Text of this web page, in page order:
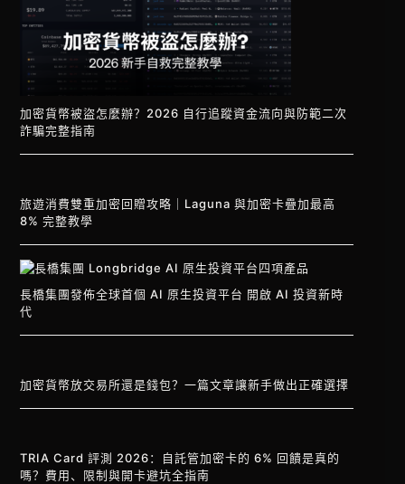
加密貨幣被盜怎麼辦？2026 自行追蹤資金流向與防範二次
詐騙完整指南
旅遊消費雙重加密回贈攻略｜Laguna 與加密卡疊加最高
8% 完整教學
長橋集團發佈全球首個 AI 原生投資平台 開啟 AI 投資新時
代
加密貨幣放交易所還是錢包？一篇文章讓新手做出正確選擇
TRIA Card 評測 2026：自託管加密卡的 6% 回饋是真的
嗎？費用、限制與開卡避坑全指南